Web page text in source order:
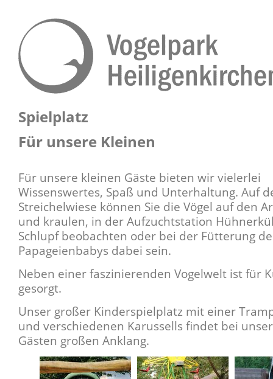
Spielplatz
Für unsere Kleinen
Für unsere kleinen Gäste bieten wir vielerlei
Wissenswertes, Spaß und Unterhaltung. Auf
Streichelwiese können Sie die Vögel auf den
und kraulen, in der Aufzuchtstation
Schlupf beobachten oder bei der Fütterung
Papageienbabys dabei sein.
Neben einer faszinierenden Vogelwelt ist für
gesorgt.
Unser großer Kinderspielplatz mit einer
und verschiedenen Karussells findet bei
Gästen großen Anklang.